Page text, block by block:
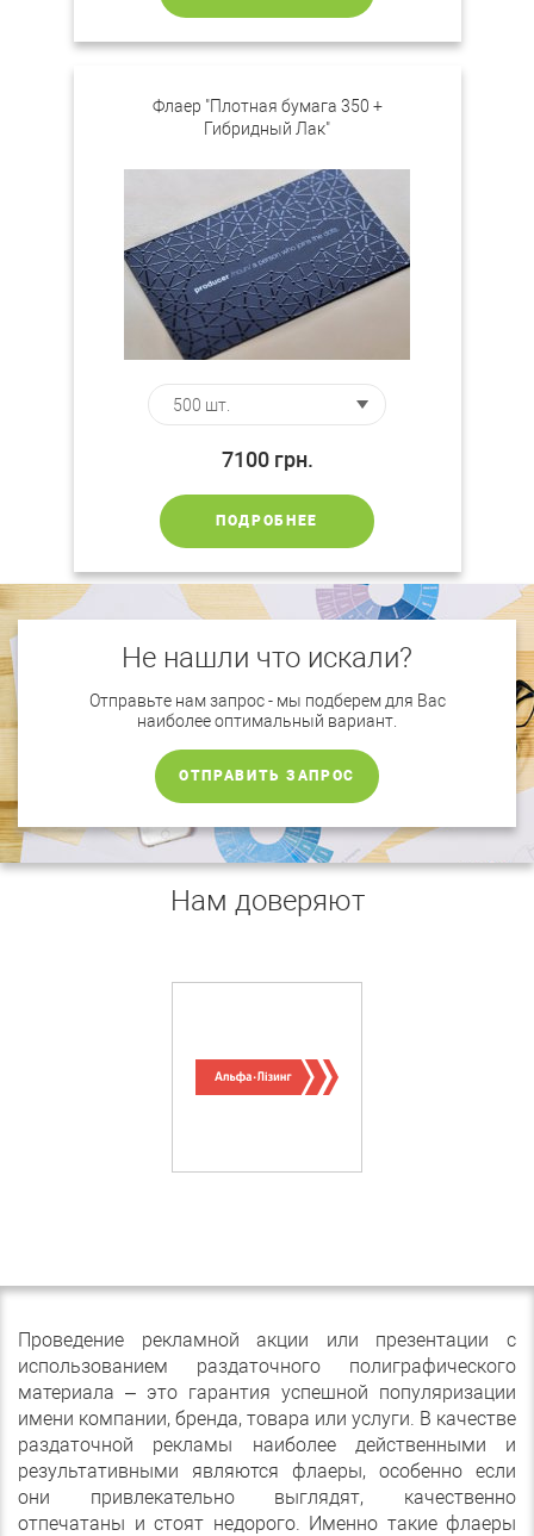
Флаер "Плотная бумага 350 +
Гибридный Лак"
7100 грн.
ПОДРОБНЕЕ
Не нашли что искали?
Отправьте нам запрос - мы подберем для Вас
наиболее оптимальный вариант.
ОТПРАВИТЬ ЗАПРОС
Нам доверяют
Проведение рекламной акции или презентации с
использованием раздаточного полиграфического
материала – это гарантия успешной популяризации
имени компании, бренда, товара или услуги. В качестве
раздаточной рекламы наиболее действенными и
результативными являются флаеры, особенно если
они привлекательно выглядят, качественно
отпечатаны и стоят недорого. Именно такие флаеры